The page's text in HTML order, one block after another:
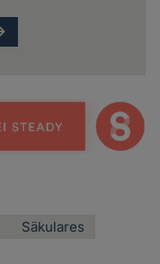
Säkulares